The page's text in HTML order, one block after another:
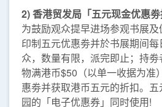
2) 香港贸发局「五元现金优惠劵
为鼓励观众提早进场参观书展
印制五元优惠劵并於书展期间
众，数量有限，派完即止；持
物满港币$50（以单一收据为准
惠劵并获取港币五元的折扣。
园的「电子优惠券」同时使用!